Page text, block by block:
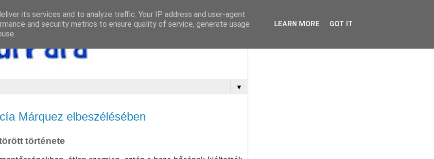
▼
Márquez elbeszélésében
története
its services and to analyze traffic. Your IP address and user-agent
and security metrics to ensure quality of service, generate usage
LEARN MORE GOT IT